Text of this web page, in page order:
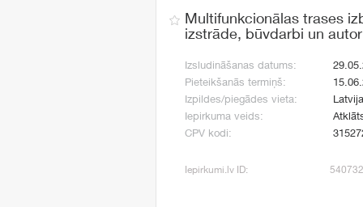
Multifunkcionālas trases
izstrāde, būvdarbi un
Izsludināšanas datums:
Pieteikšanās termiņš:
Izpildes/piegādes vieta:
Iepirkuma veids:
CPV kodi:
Iepirkumi.lv ID: